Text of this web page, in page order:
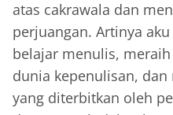
atas cakrawala dan
perjuangan. Artinya
belajar menulis,
dunia kepenulisan,
yang diterbitkan oleh